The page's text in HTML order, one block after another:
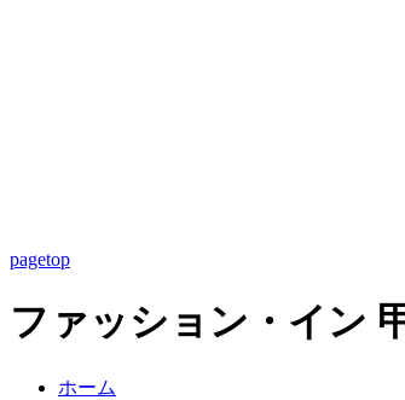
pagetop
ファッション・イン
ホーム